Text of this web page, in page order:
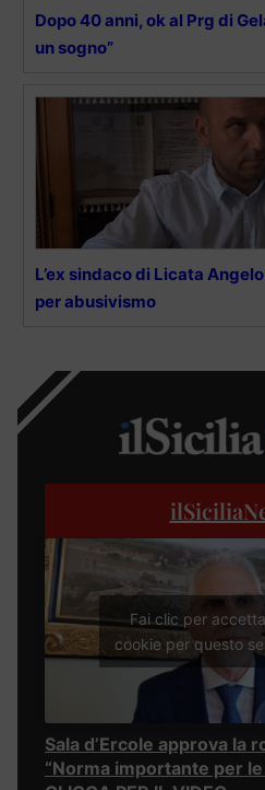
Dopo 40 anni, ok al Prg di
un sogno”
L’ex sindaco di Licata
per abusivismo
Fai clic per
cookie per questo
Sala d’Ercole approva la
“Norma importante per